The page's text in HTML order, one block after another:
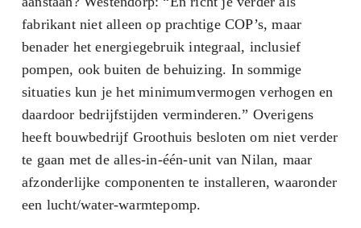
fabrikant niet alleen op prachtige COP’s, maar
benader het energiegebruik integraal, inclusief
pompen, ook buiten de behuizing. In sommige
situaties kun je het minimumvermogen verhogen en
daardoor bedrijfstijden verminderen.” Overigens
heeft bouwbedrijf Groothuis besloten om niet verder
te gaan met de alles-in-één-unit van Nilan, maar
afzonderlijke componenten te installeren, waaronder
een lucht/water-warmtepomp.